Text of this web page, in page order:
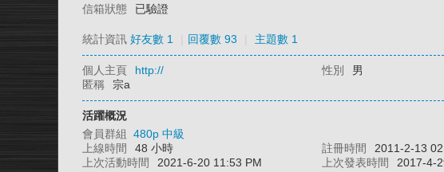
信箱狀態
已驗證
統計資訊 好友數 1 回覆數 93 主題數 1
個人主頁 http:// 性別 男
匿稱
宗a
活躍概況
會員群組 480p 中級
上線時間
48 小時 註冊時間 2011-2-13
上次活動時間
2021-6-20 11:53 PM 上次發表時間 2017-4-